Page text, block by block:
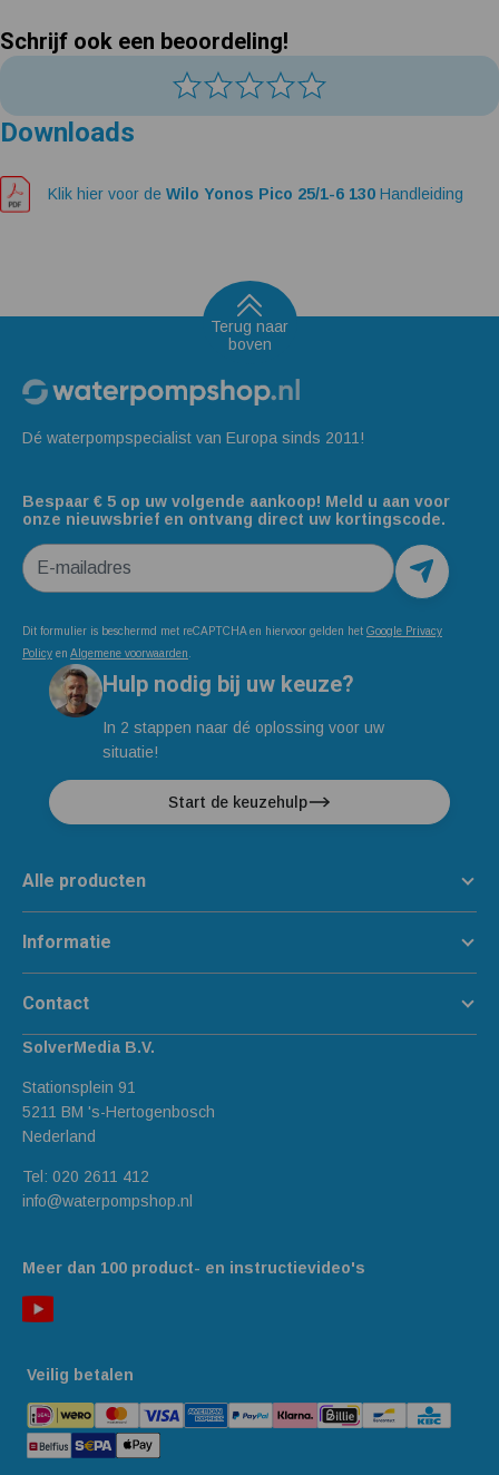
Schrijf ook een beoordeling!
Downloads
Klik hier voor de Wilo Yonos Pico 25/1-6 130 Handleiding
Terug naar
boven
Dé waterpompspecialist van Europa sinds 2011!
Bespaar € 5 op uw volgende aankoop! Meld u aan voor
onze nieuwsbrief en ontvang direct uw kortingscode.
E-mailadres
Dit formulier is beschermd met reCAPTCHA en hiervoor gelden het Google Privacy
Policy en Algemene voorwaarden
Hulp nodig bij uw keuze?
In 2 stappen naar dé oplossing voor uw
situatie!
Start de keuzehulp
Meer dan 100 product- en instructievideo's
Alle producten
Informatie
Contact
SolverMedia B.V.
Stationsplein 91
5211 BM 's-Hertogenbosch
Nederland
Tel: 020 2611 412
info@waterpompshop.nl
Veilig betalen